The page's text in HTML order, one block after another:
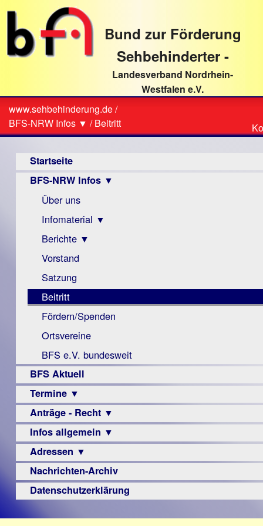
direkt
Textinhalt
Bund zur Förderung
Sehbehinderter -
Landesverband Nordrhein-
Westfalen e.V.
Sie
sind
hier
www.sehbehinderung.de/
BFS-NRW Infos ▼ /Beitritt
Startseite
BFS-NRW Infos ▼
Über uns
Infomaterial ▼
Visus
Zeitschrift
Monokular
Mac
Instagram-
Links
Berichte ▼
Archiv
Berichte
Vorstand
Satzung
Beitritt
Fördern/Spenden
Ortsvereine
BFS e.V. bundesweit
BFS Aktuell
Termine ▼
Veranstaltungsprogramme
Anträge - Recht ▼
Archiv
Urteile
Infos allgemein ▼
Sehbehinderung
Frühförderung
Schule
–
Adressen ▼
Augenoptiker
Berufsbildungswerke
Nachrichten-Archiv
Datenschutzerklärung